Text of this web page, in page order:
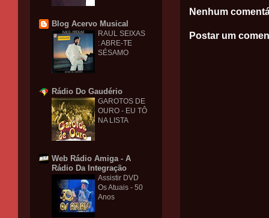
Nenhum
Postar um
Blog Acervo Musical
RAUL SEIXAS
: ABRE-TE
SÉSAMO
Rádio Do Gaudério
GAROTOS DE
OURO - EU TÔ
NA LISTA
Web Rádio Amiga - A
Rádio Da Integração
Assistir DVD
Os Atuais - 50
Anos